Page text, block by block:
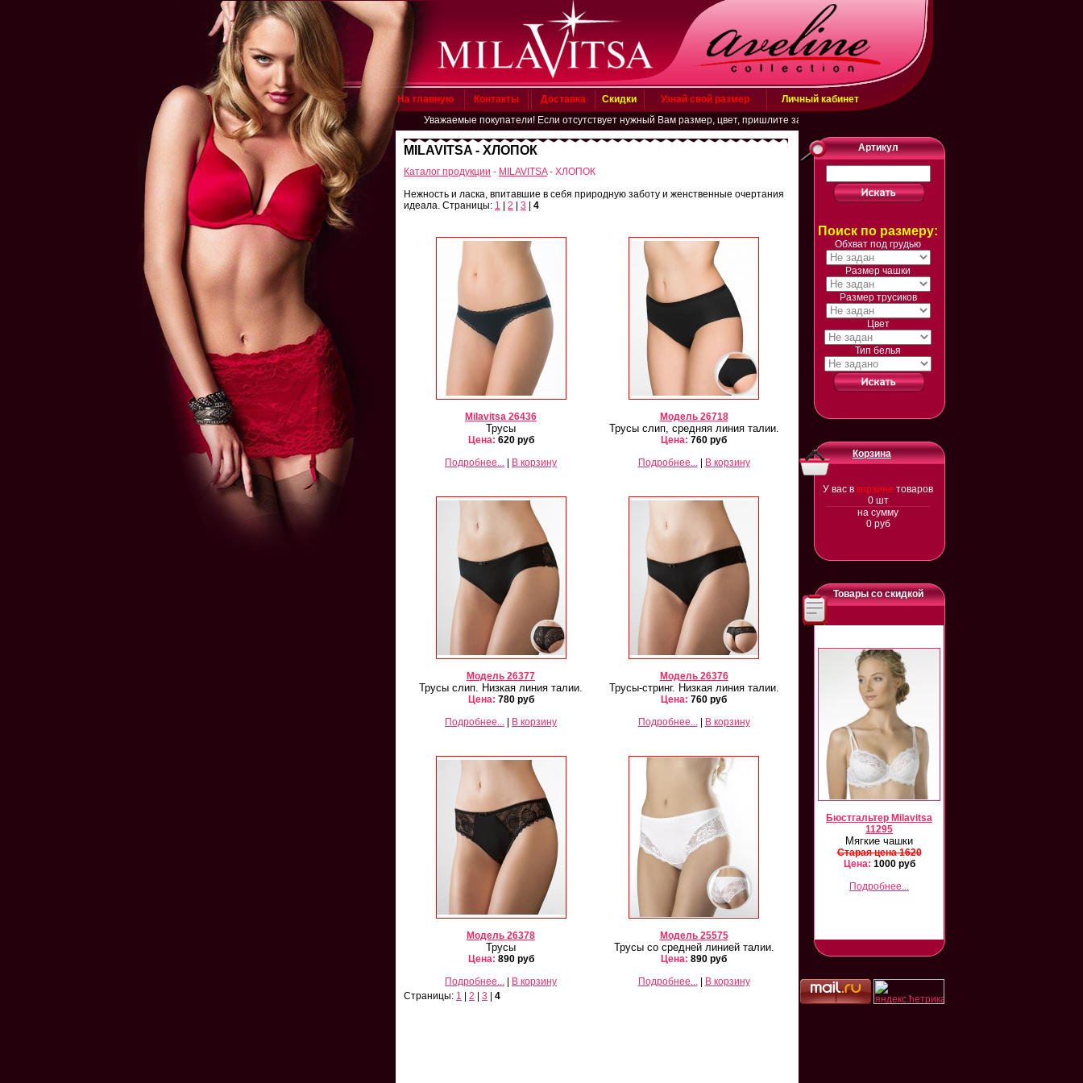
На главную Контакты Доставка Скидки Узнай свой размер
Личный кабинет
Уважаемые покупатели! Если отсутствует нужный Вам размер, цвет, пришлите заявку на эл. почту belarusachka@inbox.ru или в WhatsApp
MILAVITSA - ХЛОПОК
Каталог продукции - MILAVITSA- ХЛОПОК
Нежность и ласка, впитавшие в себя природную заботу и женственные очертания
идеала. Страницы: 1 2 3 4
Milavitsa 26436
Трусы
Цена: 620 руб
Подробнее...
В корзину
Модель 26718
Трусы слип, средняя линия талии.
Цена: 760 руб
Подробнее...| В корзину
Модель 26377
Трусы слип. Низкая линия талии.
Цена: 780 руб
Подробнее...
В корзину
Модель 26376
Трусы-стринг. Низкая линия талии.
Цена: 760 руб
Подробнее...| В корзину
Модель 26378
Трусы
Цена: 890 руб
Подробнее...
В корзину
Модель 25575
Трусы со средней линией талии.
Цена: 890 руб
Подробнее...|
В корзину
Страницы: 1 2 3 4
Артикул
Поиск по размеру:
Обхват под грудью
Размер чашки
Размер трусиков
Цвет
Тип белья
Корзина
У вас в корзине товаров
0 шт
на сумму
0 руб
Товары со скидкой
Milavitsa 821/26819
Комплект
Старая цена 3500
Цена:2000 руб
Подробнее...
Milavitsa 12233/26232
Комплект
Старая цена 3000
1600 руб
Milavitsa 12102/26105
Комплект
Старая цена 3000
Цена:
Подробнее...
Бюстгальтер Milavitsa
11295
Мягкие чашки
Старая цена 1620
Цена: 1000 руб
Подробнее...